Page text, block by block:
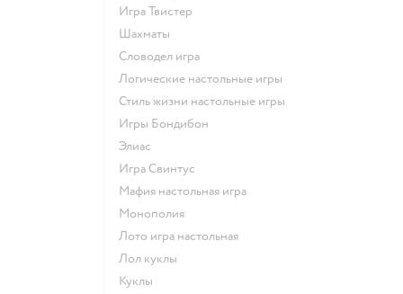
Игра Твистер
Шахматы
Словодел игра
Логические настольные игры
Стиль жизни настольные игры
Игры Бондибон
Элиас
Игра Свинтус
Мафия настольная игра
Монополия
Лото игра настольная
Лол куклы
Куклы